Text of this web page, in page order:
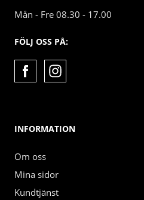
Mån - Fre 08.30 - 17.00
FÖLJ OSS PÅ:
INFORMATION
Om oss
Mina sidor
Kundtjänst